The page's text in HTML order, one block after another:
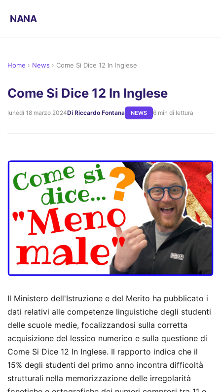
NANA
Home › News › Come Si Dice 12 In Inglese
Come Si Dice 12 In Inglese
lunedì 18 marzo 2024Di Riccardo Fontana NEWS 6 min di lettura
Il Ministero dell'Istruzione e del Merito ha pubblicato i
dati relativi alle competenze linguistiche degli studenti
delle scuole medie, focalizzandosi sulla corretta
acquisizione del lessico numerico e sulla questione di
Come Si Dice 12 In Inglese. Il rapporto indica che il
15% degli studenti del primo anno incontra difficoltà
strutturali nella memorizzazione delle irregolarità